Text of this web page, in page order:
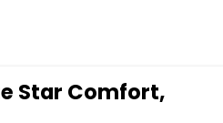
Star Comfort,